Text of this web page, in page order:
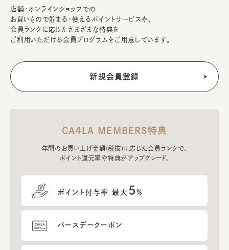
店舗・オンラインショップでの
お買いもので貯まる・使えるポイントサービスや、
会員ランクに応じたさまざまな特典を
ご利用いただける会員プログラムをご用意しています。
CA4LA MEMBERS特典
年間のお買い上げ金額(税抜)に応じた会員ランクで、
ポイント還元率や特典がアップグレード。
ポイント付与率 最大 5%
バースデークーポン